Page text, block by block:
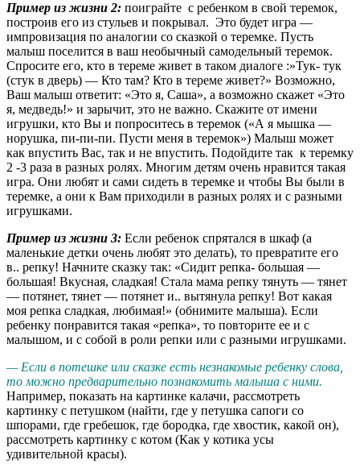
Пример из жизни 2: поиграйте с ребенком в свой теремок,
построив его из стульев и покрывал. Это будет игра —
импровизация по аналогии со сказкой о теремке. Пусть
малыш поселится в ваш необычный самодельный теремок.
Спросите его, кто в тереме живет в таком диалоге :»Тук- тук
(стук в дверь) — Кто там? Кто в тереме живет?» Возможно,
Ваш малыш ответит: «Это я, Саша», а возможно скажет «Это
я, медведь!» и зарычит, это не важно. Скажите от имени
игрушки, кто Вы и попроситесь в теремок («А я мышка —
норушка, пи-пи-пи. Пусти меня в теремок») Малыш может
как впустить Вас, так и не впустить. Подойдите так к теремку
2 -3 раза в разных ролях. Многим детям очень нравится такая
игра. Они любят и сами сидеть в теремке и чтобы Вы были в
теремке, а они к Вам приходили в разных ролях и с разными
игрушками.
Пример из жизни 3: Если ребенок спрятался в шкаф (а
маленькие детки очень любят это делать), то превратите его
в.. репку! Начните сказку так: «Сидит репка- большая —
большая! Вкусная, сладкая! Стала мама репку тянуть — тянет
— потянет, тянет — потянет и.. вытянула репку! Вот какая
моя репка сладкая, любимая!» (обнимите малыша). Если
ребенку понравится такая «репка», то повторите ее и с
малышом, и с собой в роли репки или с разными игрушками.
— Если в потешке или сказке есть незнакомые ребенку слова,
то можно предварительно познакомить малыша с ними.
Например, показать на картинке калачи, рассмотреть
картинку с петушком (найти, где у петушка сапоги со
шпорами, где гребешок, где бородка, где хвостик, какой он),
рассмотреть картинку с котом (Как у котика усы
удивительной красы).